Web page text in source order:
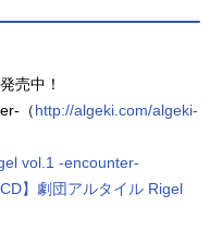
売中！
（http://algeki.com/algeki-
】劇団アルタイル Rigel